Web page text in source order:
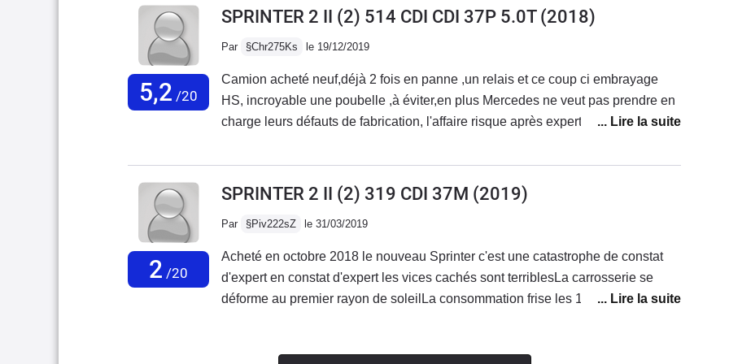
différente d'un usage quotidien donc un avi à part :)
entretenueSURTOUT NE PAS ALLEZ CHEZ MERCEDES EN CROYANT
ACHETEZ DE LA QUALITER PARCE QUE C'EST PLUS CHERmerci
mercedes
5,2 /20
SPRINTER 2 II (2) 514 CDI CDI 37P 5.0T(2018)
Par §Chr275Ks le 19/12/2019
Camion acheté neuf,déjà 2 fois en panne ,un relais et ce coup ci embrayage
HS, incroyable une poubelle ,à éviter,en plus Mercedes ne veut pas prendre en
charge leurs défauts de fabrication, l'affaire risque après expertise de finir au
de fiabilité.Fini le temps des bonnes mercos,enseigne à oublier très rapidement
!!!!!
2 /20
SPRINTER 2 II (2) 319 CDI 37M (2019)
Par §Piv222sZ le 31/03/2019
Acheté en octobre 2018 le nouveau Sprinter c'est une catastrophe de constat
d'expert en constat d'expert les vices cachés sont terriblesLa carrosserie se
déforme au premier rayon de soleilLa consommation frise les 15 litres Des que